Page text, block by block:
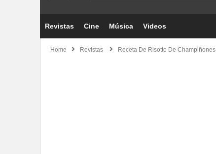
Revistas Cine Música Videos
Home Revistas Receta De Risotto De Champiñones